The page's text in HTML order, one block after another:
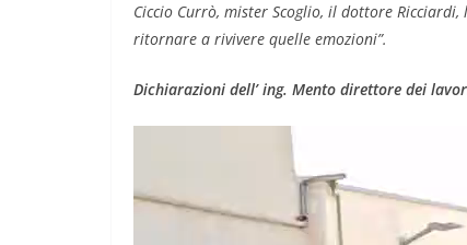
Ciccio Currò, mister Scoglio, il dottore
ritornare a rivivere quelle emozioni”.
Dichiarazioni dell’ ing. Mento direttore dei